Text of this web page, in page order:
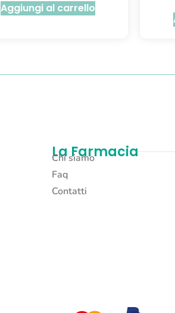
Aggiungi al carrello
La Farmacia
Chi siamo
Faq
Contatti